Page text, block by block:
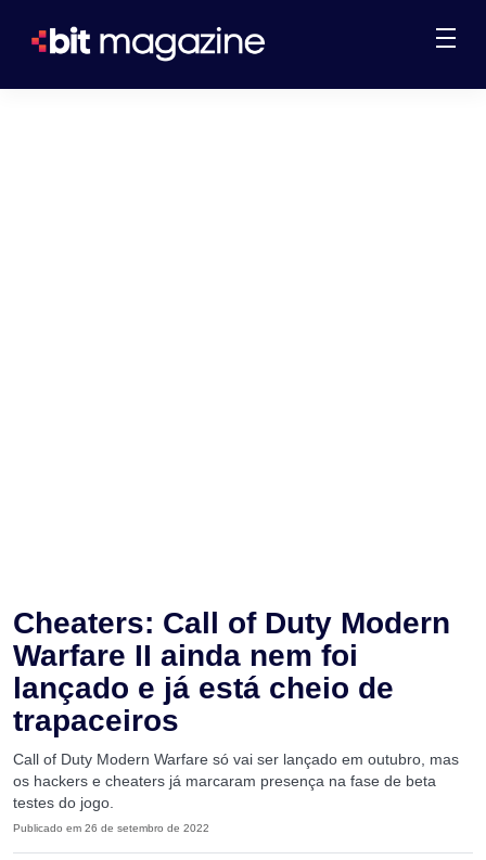
Cheaters: Call of Duty Modern
Warfare II ainda nem foi
lançado e já está cheio de
trapaceiros
Call of Duty Modern Warfare só vai ser lançado em outubro, mas
os hackers e cheaters já marcaram presença na fase de beta
testes do jogo.
Publicado em 26 de setembro de 2022